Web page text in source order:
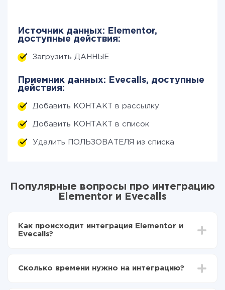
Источник данных: Elementor,
доступные действия:
Загрузить ДАННЫЕ
Приемник данных: Evecalls, доступные
действия:
Добавить КОНТАКТ в рассылку
Добавить КОНТАКТ в список
Удалить ПОЛЬЗОВАТЕЛЯ из списка
Популярные вопросы про интеграцию
Elementor и Evecalls
Как происходит интеграция Elementor и
Evecalls?
Выбираете какие данные передавать из
Сколько времени нужно на интеграцию?